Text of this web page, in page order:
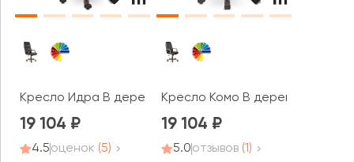
Кресло Идра В дерево
19 104
4.5оценок (5)
Кресло Комо В дерево
19 104
5.0отзывов (1)